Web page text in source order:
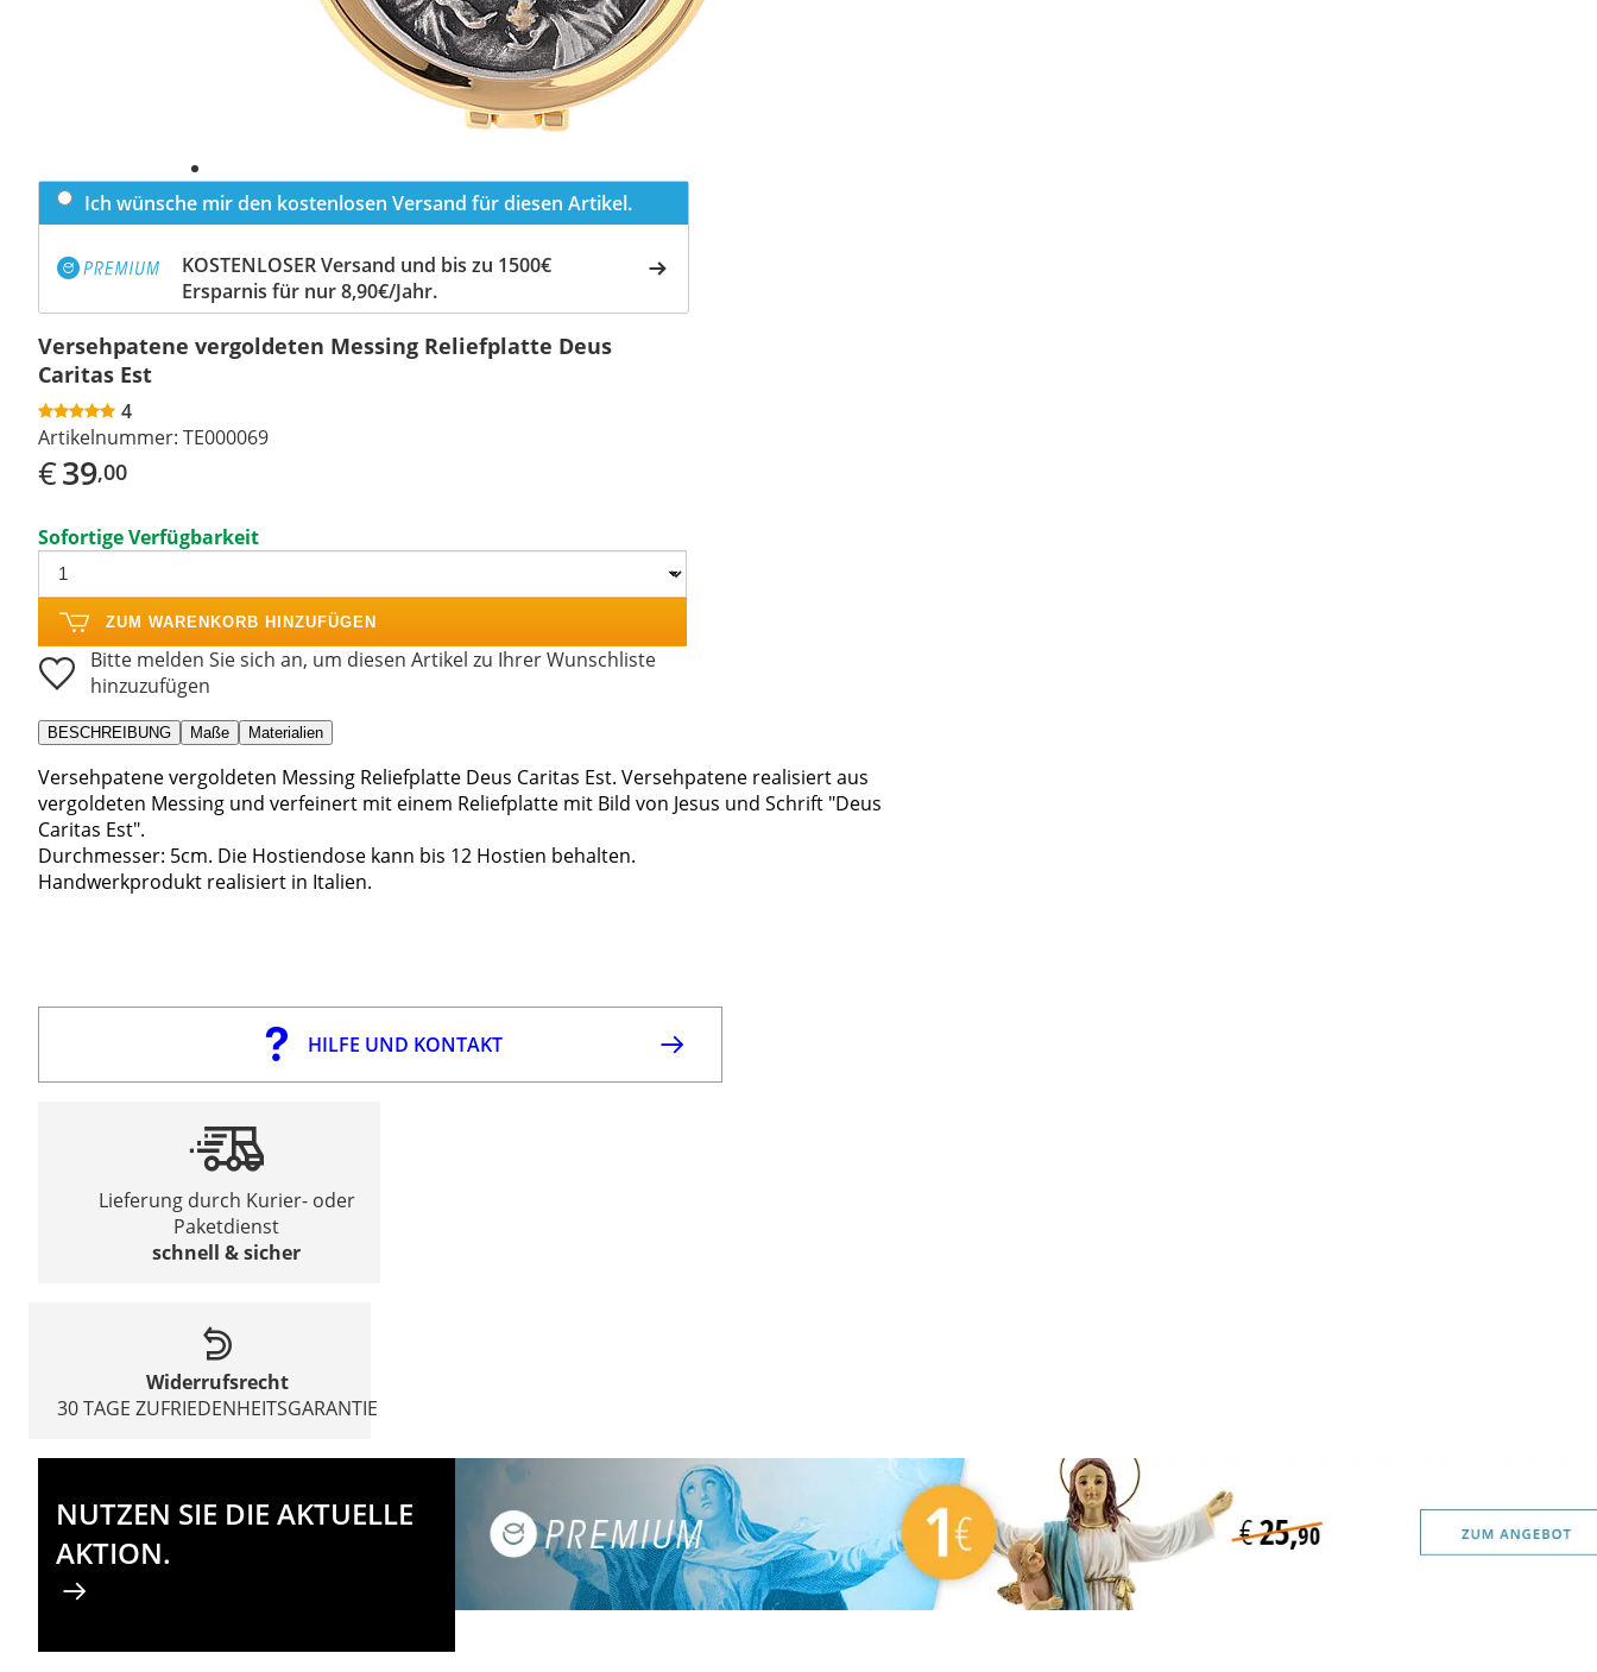
Ich wünsche mir den kostenlosen Versand für diesen Artikel.
KOSTENLOSER Versand und bis zu 1500€
Ersparnis für nur 8,90€/Jahr.
Versehpatene vergoldeten Messing Reliefplatte Deus
Caritas Est
4
Artikelnummer: TE000069
€39,00
Sofortige Verfügbarkeit
ZUM WARENKORB HINZUFÜGEN
Bitte melden Sie sich an, um diesen Artikel zu Ihrer Wunschliste
hinzuzufügen
BESCHREIBUNG Maße Materialien
Versehpatene vergoldeten Messing Reliefplatte Deus Caritas Est. Versehpatene realisiert aus
vergoldeten Messing und verfeinert mit einem Reliefplatte mit Bild von Jesus und Schrift "Deus
Caritas Est".
Durchmesser: 5cm. Die Hostiendose kann bis 12 Hostien behalten.
Handwerkprodukt realisiert in Italien.
HILFE UND KONTAKT
Lieferung durch Kurier- oder
Paketdienst
schnell & sicher
Widerrufsrecht
30 TAGE ZUFRIEDENHEITSGARANTIE
NUTZEN SIE DIE AKTUELLE
AKTION.